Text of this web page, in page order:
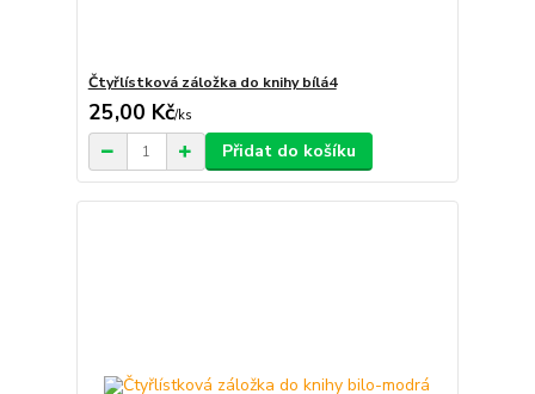
Čtyřlístková záložka do knihy bílá4
25,00 Kč/ks
Přidat do košíku